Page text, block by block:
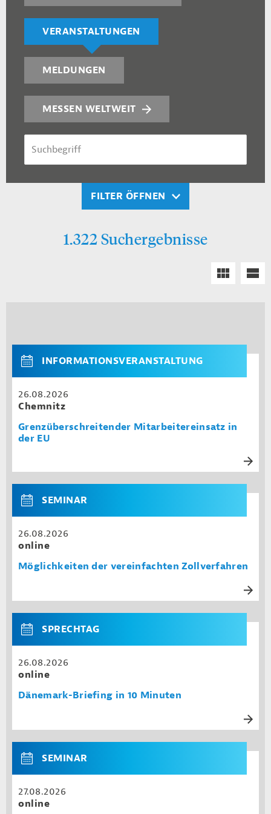
VERANSTALTUNGEN
MELDUNGEN
MESSEN WELTWEIT
FILTER ÖFFNEN
1.322 Suchergebnisse
INFORMATIONSVERANSTALTUNG
26.08.2026
Chemnitz
Grenzüberschreitender Mitarbeitereinsatz in
der EU
SEMINAR
26.08.2026
online
Möglichkeiten der vereinfachten Zollverfahren
SPRECHTAG
26.08.2026
online
Dänemark-Briefing in 10 Minuten
SEMINAR
27.08.2026
online